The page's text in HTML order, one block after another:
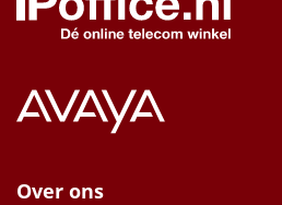
Over ons